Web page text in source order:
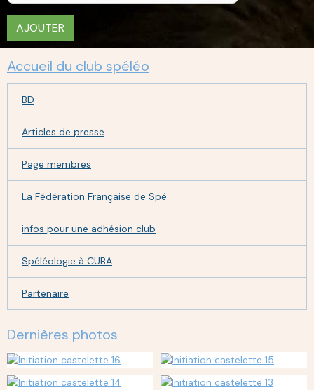
AJOUTER
Accueil du club spéléo
BD
Articles de presse
Page membres
La Fédération Française de Spé
infos pour une adhésion club
Spéléologie à CUBA
Partenaire
Dernières photos